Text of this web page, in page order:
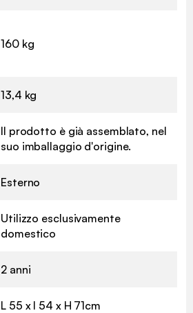
160 kg
13,4 kg
Il prodotto è già assemblato, nel
suo imballaggio d'origine.
Esterno
Utilizzo esclusivamente
domestico
2 anni
L 55 x l 54 x H 71cm